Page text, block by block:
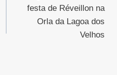
festa de Réveillon na
Orla da Lagoa dos
Velhos